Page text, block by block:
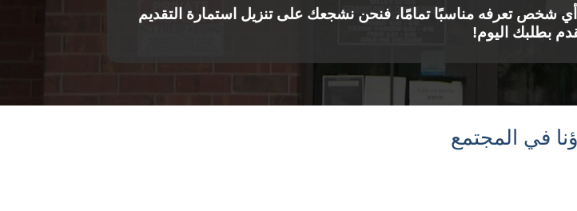
أي شخص تعرفه مناسبًا تمامًا، فنحن نشجعك على تنزيل استمارة التقديم
بطلبك اليوم!
في المجتمع